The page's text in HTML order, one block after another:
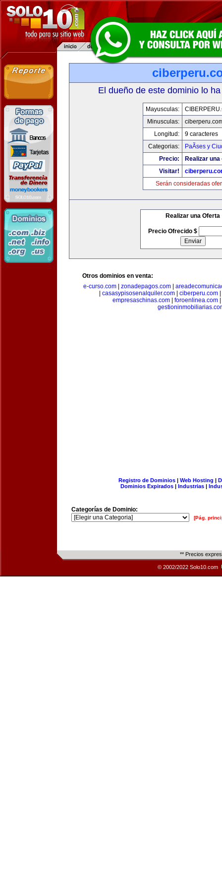
El dueño de este dominio lo
Mayusculas:
Minusculas:
Longitud:
9 caracteres
Categorias:
PaÃ­ses y
Precio:
Realizar
Visitar!
Serán consideradas
Realizar una Oferta
Precio Ofrecido $
Otros dominios en venta:
e-curso.com| zonadepagos.com|
casasypisosenalquiler.com ciberperu.com
empresaschinas.com| foroenlinea.com|
Registro de Dominios| Web Hosting |
Dominios Expirados | Industrias |
Categorías de Dominio:
[Pág.
** Precios
© 2002/2022 Solo10.com